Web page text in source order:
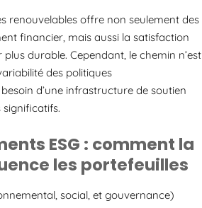
renouvelables offre non seulement des
financier, mais aussi la satisfaction
durable. Cependant, le chemin n’est
des politiques
d’une infrastructure de soutien
significatifs.
ESG : comment la
les portefeuilles
social, et gouvernance)